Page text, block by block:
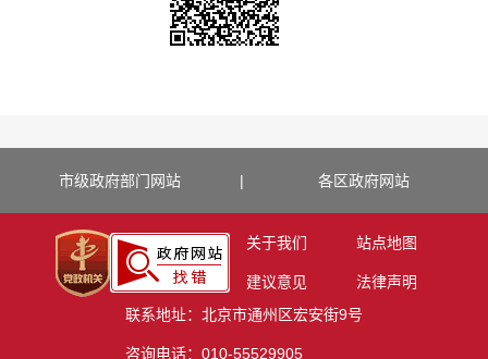
市级政府部门网站 | 各区政府网站
关于我们 站点地图
建议意见
法律声明
联系地址：北京市通州区宏安街9号
咨询电话：010-55529905